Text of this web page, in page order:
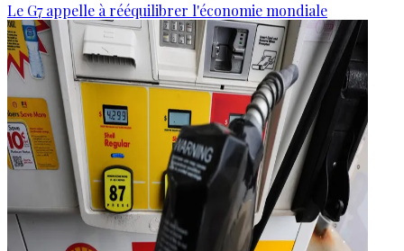
Le G7 appelle à rééquilibrer l'économie mondiale